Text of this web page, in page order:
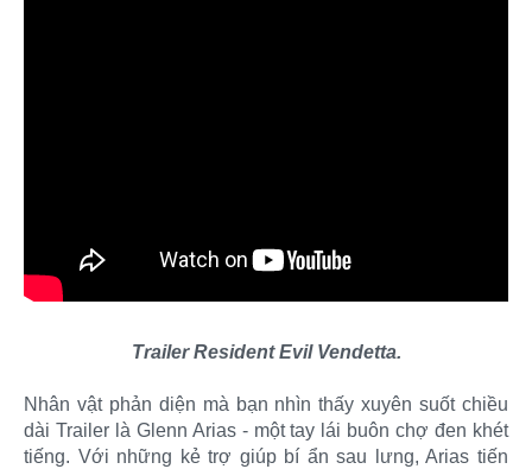
Trailer Resident Evil Vendetta.
Nhân vật phản diện mà bạn nhìn thấy xuyên suốt chiều
dài Trailer là Glenn Arias - một tay lái buôn chợ đen khét
tiếng. Với những kẻ trợ giúp bí ẩn sau lưng, Arias tiến